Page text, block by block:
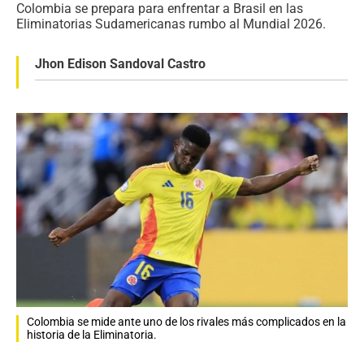
Colombia se prepara para enfrentar a Brasil en las
Eliminatorias Sudamericanas rumbo al Mundial 2026.
Jhon Edison Sandoval Castro
Colombia se mide ante uno de los rivales más complicados en la
historia de la Eliminatoria.